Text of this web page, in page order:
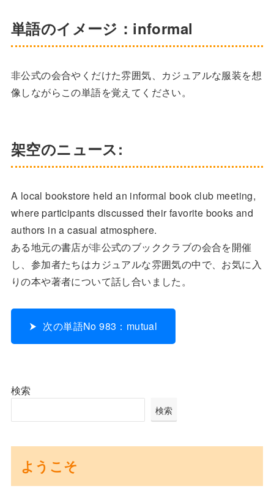
単語のイメージ：informal
非公式の会合やくだけた雰囲気、カジュアルな服装を想
像しながらこの単語を覚えてください。
架空のニュース:
A local bookstore held an informal book club meeting,
where participants discussed their favorite books and
authors in a casual atmosphere.
ある地元の書店が非公式のブッククラブの会合を開催
し、参加者たちはカジュアルな雰囲気の中で、お気に入
りの本や著者について話し合いました。
次の単語No 983：mutual
検索
検索
ようこそ